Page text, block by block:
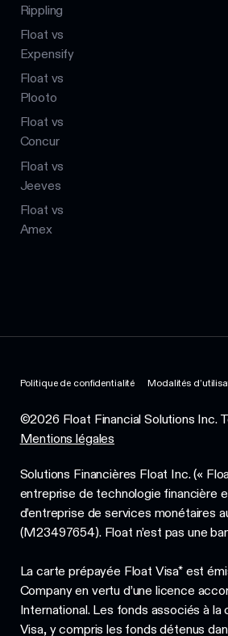
Rippling
Float vs
Expensify
Float vs
Plooto
Float vs
Concur
Float vs
Jeeves
Float vs
Amex
Politique de confidentialité Modalités
©2026 Float Financial Solutions Inc.
Mentions légales
Solutions Financières Float Inc. («
entreprise de technologie financière
d’entreprise de services monétaires
(M23497654). Float n’est pas une
La carte prépayée Float Visa* est
Company en vertu d’une licence
International. Les fonds associés à
Visa, y compris les fonds détenus